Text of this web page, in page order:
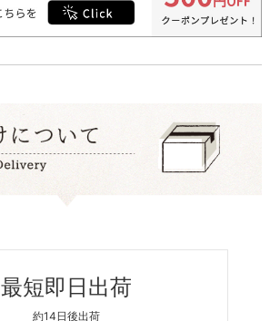
最短即日出荷
約14日後出荷